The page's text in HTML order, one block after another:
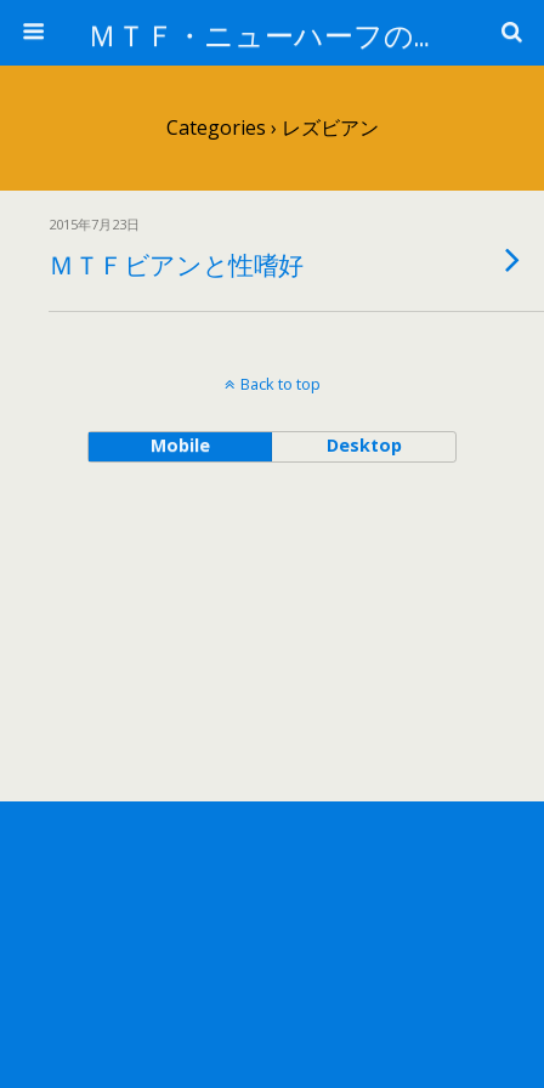
ＭＴＦ・ニューハーフの女子力アップと変身後の処世術！！
Categories › レズビアン
2015年7月23日
ＭＴＦビアンと性嗜好
Back to top
Mobile Desktop